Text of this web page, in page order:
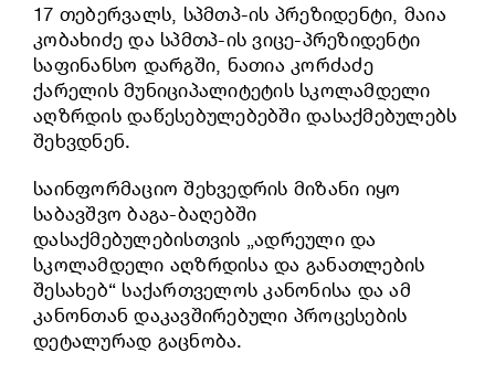
17 თებერვალს, სპმთპ-ის პრეზიდენტი, მაია
კობახიძე და სპმთპ-ის ვიცე-პრეზიდენტი
საფინანსო დარგში, ნათია კორძაძე
ქარელის მუნიციპალიტეტის სკოლამდელი
აღზრდის დაწესებულებებში დასაქმებულებს
შეხვდნენ.
საინფორმაციო შეხვედრის მიზანი იყო
საბავშვო ბაგა-ბაღებში
დასაქმებულებისთვის „ადრეული და
სკოლამდელი აღზრდისა და განათლების
შესახებ“ საქართველოს კანონისა და ამ
კანონთან დაკავშირებული პროცესების
დეტალურად გაცნობა.